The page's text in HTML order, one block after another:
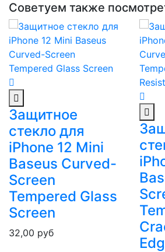
Советуем также
Защитное
стекло для
iPhone 12 Mini
Baseus Curved-
Screen
Tempered Glass
Screen
32,00 руб